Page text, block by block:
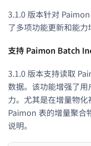
3.1.0 版本针对
了多项功能更新和能力
支持 Paimon Batch
3.1.0 版本支持读取
数据。该功能增强了
力。尤其是在增量物
Paimon 表的增量聚合
说明。Doris Summit 26